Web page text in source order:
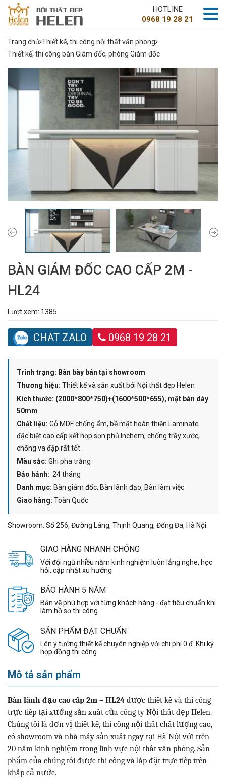
HOTLINE
0968 19 28 21
Trang chủ Thiết kế, thi công nội thất văn phòng
Thiết kế, thi công bàn Giám đốc, phòng Giám đốc
BÀN GIÁM ĐỐC CAO CẤP 2M -
HL24
Lượt xem: 1385
CHAT ZALO 0968 19 28 21
Trình trạng: Bàn bày bán tại showroom
Thương hiệu: Thiết kế và sản xuất bởi Nội thất đẹp Helen
Kích thước: (2000*800*750)+(1600*500*655), mặt bàn dày
50mm
Chất liệu: Gỗ MDF chống ẩm, bề mặt hoàn thiện Laminate
đặc biệt cao cấp kết hợp sơn phủ Inchem, chống trầy xước,
chống va đập rất tốt.
Màu sắc: Ghi pha trắng
Bảo hảnh: 24 tháng
Danh mục: Bàn giám đốc, Bàn lãnh đạo, Bàn làm việc
Giao hàng: Toàn Quốc
Showroom: Số 256, Đường Láng, Thịnh Quang, Đống Đa, Hà Nội.
GIAO HÀNG NHANH CHÓNG
Với đội ngũ nhiều năm kinh nghiệm luôn lắng nghe, học
hỏi, cập nhật xu hướng
BẢO HÀNH 5 NĂM
Bản vẽ phù hợp với từng khách hàng - đạt tiêu chuẩn khi
làm hồ sơ thi công
SẢN PHẨM ĐẠT CHUẨN
Lên ý tưởng thiết kế chuyên nghiệp với chi phí 0 đ. Khi ký
hợp đồng thi công
Mô tả sản phẩm
Bàn lãnh đạo cao cấp 2m – HL24 được thiết kế và thi công
trực tiếp tại xưởng sản xuất của công ty Nội thất đẹp Helen.
Chúng tôi là đơn vị thiết kế, thi công nội thất chất lượng cao,
có showroom và nhà máy sản xuất ngay tại Hà Nội với trên
20 năm kinh nghiệm trong lĩnh vực nội thất văn phòng. Sản
phẩm của chúng tôi được thi công và lắp đặt trực tiếp trên
khắp cả nước.